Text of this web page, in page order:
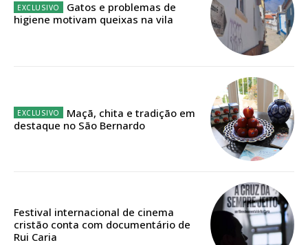
Edição em papel entregue à Quinta-feira em sua
casa
Acesso ao conteúdo online
Acesso aos conteúdos Exclusivos para
Escolha o plano
Gatos e problemas de
higiene motivam queixas na vila
Maçã, chita e tradição em
destaque no São Bernardo
Festival internacional de cinema
cristão conta com documentário de
Rui Caria